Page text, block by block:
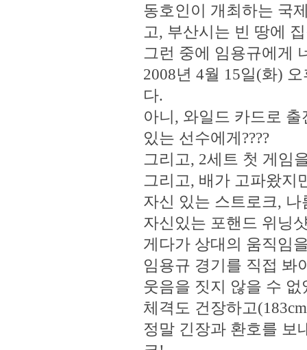
동호인이 개최하는 국
고, 부산시는 빈 땅에
그런 중에 임용규에게
2008년 4월 15일(화)
다.
아니, 와일드 카드로
있는 선수에게????
그리고, 2세트 첫 게임
그리고, 배가 고파왔지
자신 있는 스트로크,
자신있는 포핸드 위닝
게다가 상대의 움직임
임용규 경기를 직접 봐
웃음을 짓지 않을 수 없
체격도 건장하고
정말 긴장과 환호를 보